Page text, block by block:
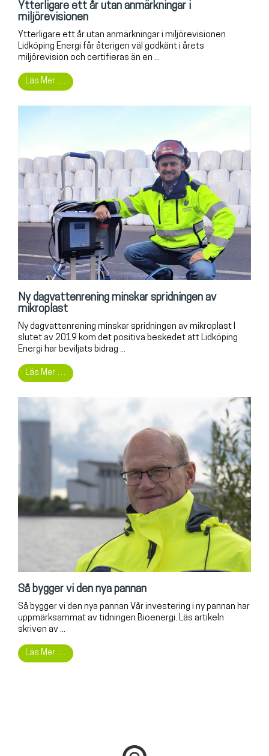
Ytterligare ett år utan anmärkningar i
miljörevisionen
Ytterligare ett år utan anmärkningar i miljörevisionen
Lidköping Energi får återigen väl godkänt i årets
miljörevision och certifieras än en ...
Läs Mer …
Ny dagvattenrening minskar spridningen av
mikroplast
Ny dagvattenrening minskar spridningen av mikroplast I
slutet av 2019 kom det positiva beskedet att Lidköping
Energi har beviljats bidrag ...
Läs Mer …
Så bygger vi den nya pannan
Så bygger vi den nya pannan Vår investering i ny pannan har
uppmärksammat av tidningen Bioenergi. Läs artikeln
skriven av ...
Läs Mer …